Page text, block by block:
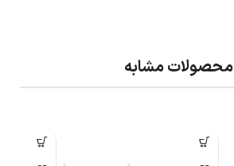
محصولات مشابه